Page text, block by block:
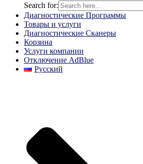
Search for:
Диагностические Программы
Товары и услуги
Диагностические Сканеры
Корзина
Услуги компании
Отключение AdBlue
Русский